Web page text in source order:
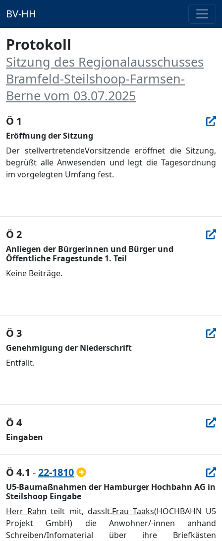
BV-HH
Protokoll
Sitzung des Regionalausschusses
Bramfeld-Steilshoop-Farmsen-
Berne vom 03.07.2025
Ö 1
Eröffnung der Sitzung
Der stellvertretendeVorsitzende eröffnet die Sitzung,
begrüßt alle Anwesenden und legt die Tagesordnung
im vorgelegten Umfang fest.
Ö 2
Anliegen der Bürgerinnen und Bürger und
Öffentliche Fragestunde 1. Teil
Keine Beiträge.
Ö 3
Genehmigung der Niederschrift
Entfällt.
Ö 4
Eingaben
Ö 4.1 -22-1810
U5-Baumaßnahmen der Hamburger Hochbahn AG in
Steilshoop Eingabe
Herr Rahn teilt mit, dasslt.Frau Taaks(HOCHBAHN U5
Projekt GmbH) die Anwohner/-innen anhand
Schreiben/Infomaterial über ihre Briefkästen